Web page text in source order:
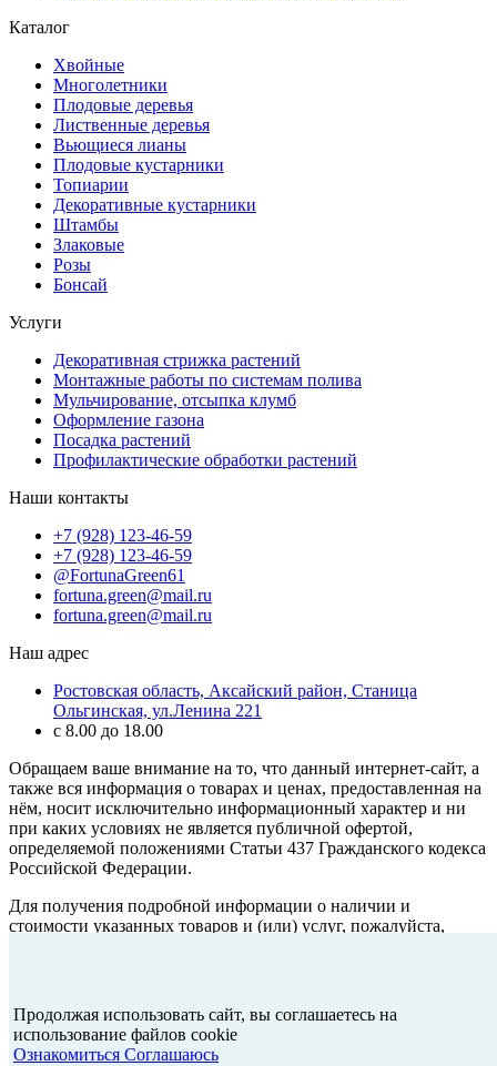
Каталог
Хвойные
Многолетники
Плодовые деревья
Лиственные деревья
Вьющиеся лианы
Плодовые кустарники
Топиарии
Декоративные кустарники
Штамбы
Злаковые
Розы
Бонсай
Услуги
Декоративная стрижка растений
Монтажные работы по системам полива
Мульчирование, отсыпка клумб
Оформление газона
Посадка растений
Профилактические обработки растений
Наши контакты
+7 (928) 123-46-59
+7 (928) 123-46-59
@FortunaGreen61
fortuna.green@mail.ru
fortuna.green@mail.ru
Наш адрес
Ростовская область, Аксайский район, Станица
Ольгинская, ул.Ленина 221
с 8.00 до 18.00
Обращаем ваше внимание на то, что данный интернет-сайт, а
также вся информация о товарах и ценах, предоставленная на
нём, носит исключительно информационный характер и ни
при каких условиях не является публичной офертой,
определяемой положениями Статьи 437 Гражданского кодекса
Российской Федерации.
Для получения подробной информации о наличии и
стоимости указанных товаров и (или) услуг, пожалуйста,
Сайт разработан вmyfbr.ru
Продолжая использовать сайт, вы соглашаетесь на
использование файлов cookie
Ознакомиться Соглашаюсь